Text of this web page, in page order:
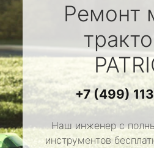
Ремонт
+7 (499)
Наш инженер с
инструментов